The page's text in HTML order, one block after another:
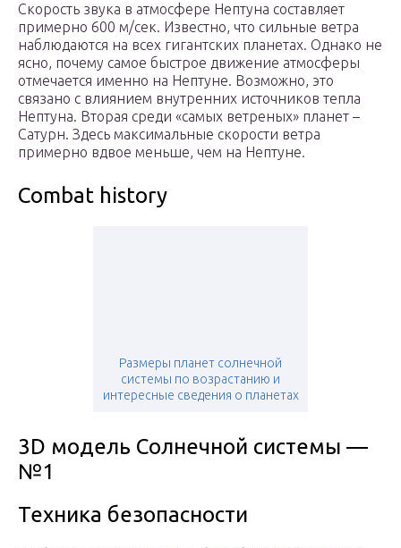
Скорость звука в атмосфере Нептуна составляет
примерно 600 м/сек. Известно, что сильные ветра
наблюдаются на всех гигантских планетах. Однако не
ясно, почему самое быстрое движение атмосферы
отмечается именно на Нептуне. Возможно, это
связано с влиянием внутренних источников тепла
Нептуна. Вторая среди «самых ветреных» планет –
Сатурн. Здесь максимальные скорости ветра
примерно вдвое меньше, чем на Нептуне.
Combat history
Размеры планет солнечной
системы по возрастанию и
интересные сведения о планетах
3D модель Солнечной системы —
№1
Техника безопасности